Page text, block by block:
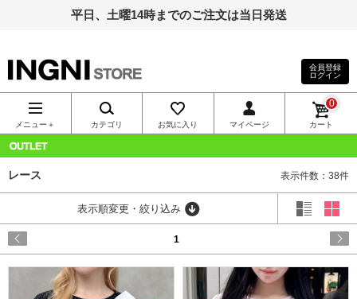
平日、土曜14時までのご注文は当日発送
INGNI（イン
グ）公式通
販｜INGNI
STORE
会員登録
ログイン
メニュー＋ カテゴリ お気に入り マイページ カート
0
レース 表示件数：38件
表示順変更・絞り込み
1